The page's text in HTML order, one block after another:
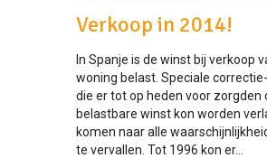
Verkoop in 2014!
In Spanje is de winst bij verkoop
woning belast. Speciale
die er tot op heden voor zorgden
belastbare winst kon worden
komen naar alle
te vervallen. Tot 1996 kon er...